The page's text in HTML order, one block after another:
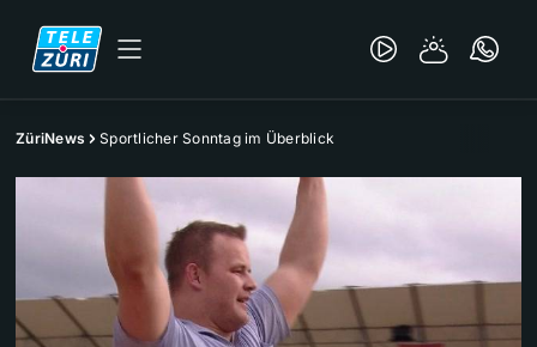
ZüriNews Sportlicher Sonntag im Überblick